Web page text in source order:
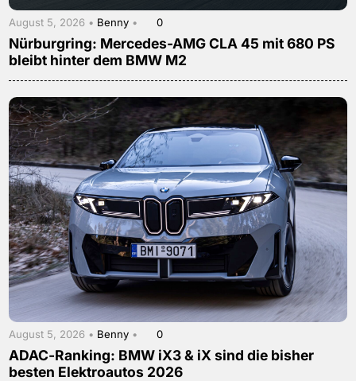
August 5, 2026 • Benny • 0
Nürburgring: Mercedes-AMG CLA 45 mit 680 PS
bleibt hinter dem BMW M2
August 5, 2026 • Benny • 0
ADAC-Ranking: BMW iX3 & iX sind die bisher
besten Elektroautos 2026